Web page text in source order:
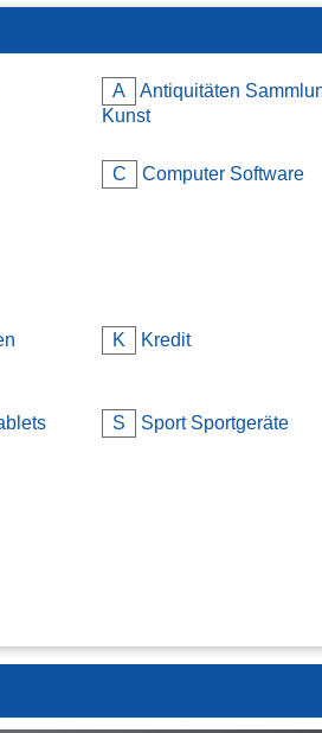
A
Antiquitäten
Kunst
C Computer Software
K Kredit
S Sport Sportgeräte